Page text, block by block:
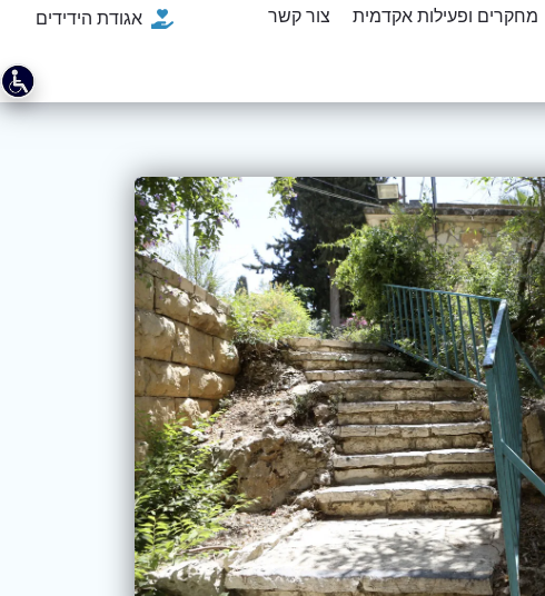
מחקרים ופעילות אקדמית צור קשר אגודת הידידים